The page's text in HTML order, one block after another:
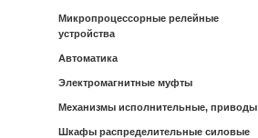
Микропроцессорные релейные
устройства
Автоматика
Электромагнитные муфты
Механизмы исполнительные, приводы
Шкафы распределительные силовые